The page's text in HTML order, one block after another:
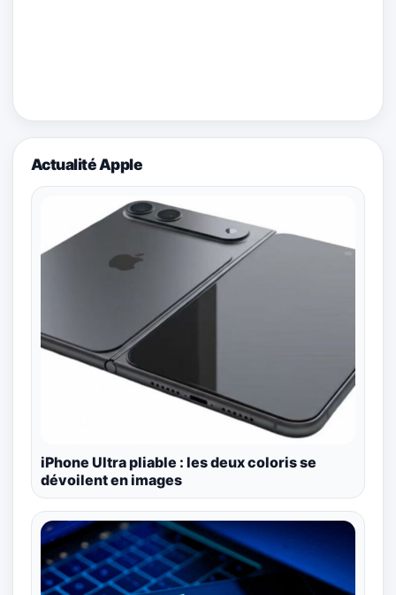
Actualité Apple
iPhone Ultra pliable : les deux coloris se
dévoilent en images